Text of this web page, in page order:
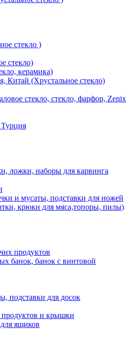
стекло )
стекло)
керамика)
Китай (Хрустальное стекло)
стекло, стекло, фарфор, Zenix
Турция
ложки, наборы для карвинга
и мусаты, подставки для ножей
крюки для мяса,топоры, пилы)
продуктов
банок, банок с винтовой
подставки для досок
и крышки
ящиков